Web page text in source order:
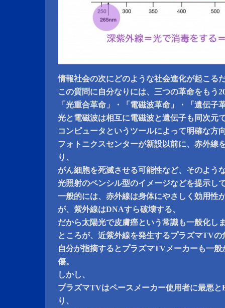
情報社会の次にどのような社会進化が起こる
この質問に自分なりには、三つの革命をもう
「光重合革命」・「電磁波革命」・「遺伝子
光と電磁波は相互に電磁波と遺伝子も同次元
コンピュータというツールによって明確な方
フォトニクスセンターが新設以前に、赤外線
り、
がん細胞を死滅させる可能性など、そのよう
光照射のペンシル型のイメージなどを提示し
一般的には、赤外線は身体にやさしく効用性
が、紫外線はDNAすら破壊する、
だから太陽光で皮膚癌という常識も一般化し
ところが、近紫外線を発生するプラズマTVの
自分が指摘するとプラズマTVメーカーも一
傷。
しかし、
プラズマTVはペースメーカー使用者に最悪
り、